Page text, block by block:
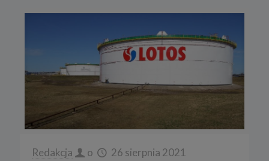
Redakcja o 26 sierpnia 2021